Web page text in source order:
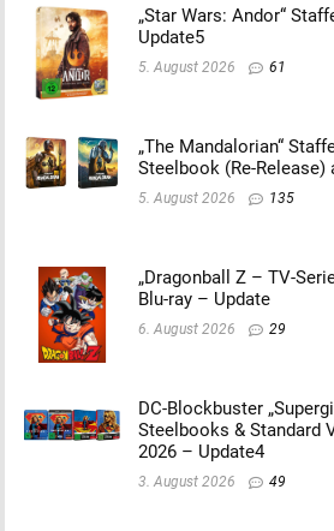
„Star Wars: Andor“
Update5
5. August 2026 61
„The Mandalorian“
Steelbook (Re-Release)
5. August 2026 135
„Dragonball Z – TV-
Blu-ray – Update
6. August 2026 29
DC-Blockbuster
Steelbooks & Standard
2026 – Update4
3. August 2026 49